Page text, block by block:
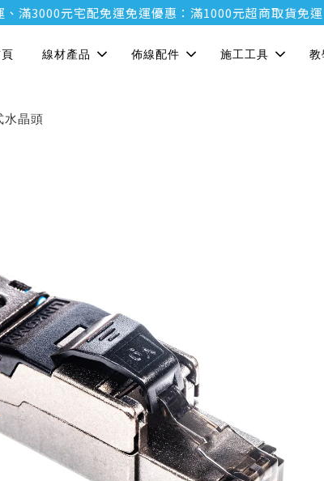
元宅配免運免運優惠：滿1000元超商取貨免運、
線材產品 佈線配件 施工工具 教
水晶頭